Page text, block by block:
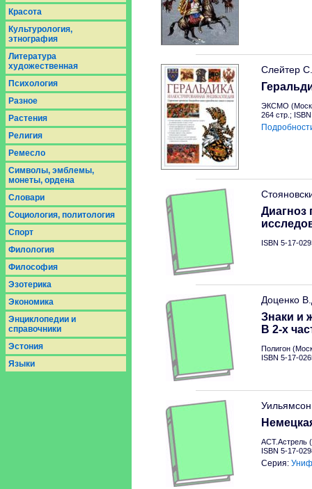
Красота
Культурология,
этнография
Литература
художественная
Психология
Разное
Растения
Религия
Ремесло
Символы, эмблемы,
монеты, ордена
Словари
Социология, политология
Спорт
Филология
Философия
Эзотерика
Экономика
Энциклопедии и
справочники
Эстония
Языки
Слейтер С.
ЭКСМО
264 стр.;
Диагноз
ISBN 5-17-
Доценко
Знаки и
В 2-х
Полигон
ISBN 5-17-
АСТ.Астрель
ISBN 5-17-
Серия: